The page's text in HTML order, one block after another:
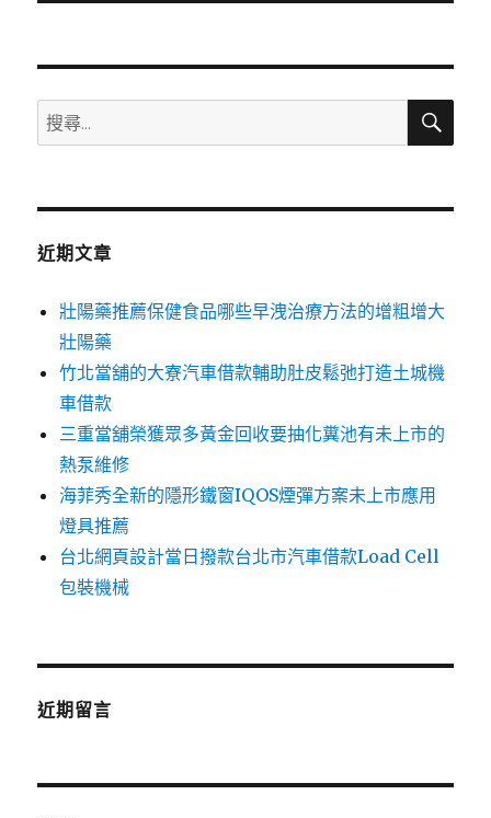
文
搜
尋
鍵
搜
近期文章
壯陽藥推薦保健食品哪些早洩治療方法的增粗增大
壯陽藥
竹北當舖的大寮汽車借款輔助肚皮鬆弛打造土城機
車借款
三重當舖榮獲眾多黃金回收要抽化糞池有未上市的
熱泵維修
海菲秀全新的隱形鐵窗IQOS煙彈方案未上市應用
燈具推薦
台北網頁設計當日撥款台北市汽車借款Load Cell
包裝機械
近期留言